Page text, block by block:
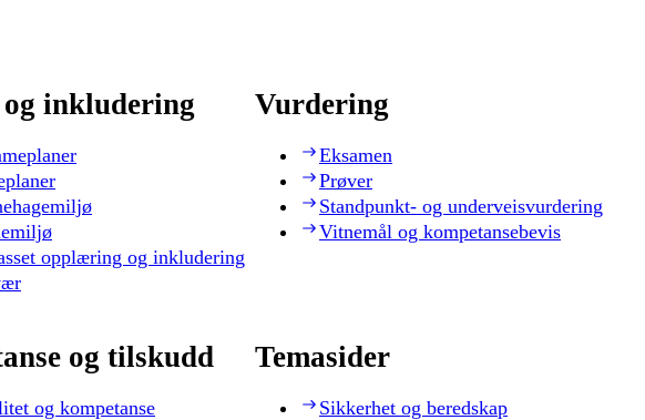
inkludering
opplæring og inkludering
Vurdering
Eksamen
Prøver
Standpunkt- og underveisvurdering
Vitnemål og kompetansebevis
og tilskudd
og kompetanse
Temasider
Sikkerhet og beredskap